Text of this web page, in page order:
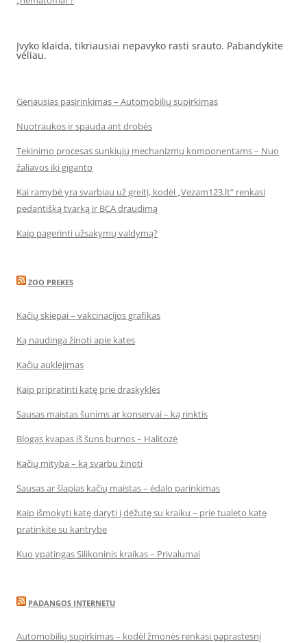
Įvyko klaida, tikriausiai nepavyko rasti srauto. Pabandykite
vėliau.
Geriausias pasirinkimas – Automobilių supirkimas
Nuotraukos ir spauda ant drobės
Tekinimo procesas sunkiųjų mechanizmų komponentams – Nuo
žaliavos iki giganto
Kai ramybė yra svarbiau už greitį, kodėl „Vezam123.lt“ renkasi
pedantišką tvarką ir BCA draudimą
Kaip pagerinti užsakymų valdymą?
ZOO PREKES
Kačių skiepai – vakcinacijos grafikas
Ką naudinga žinoti apie kates
Kačių auklėjimas
Kaip pripratinti katę prie draskyklės
Sausas maistas šunims ar konservai – ką rinktis
Blogas kvapas iš šuns burnos – Halitozė
Kačių mityba – ką svarbu žinoti
Sausas ar šlapias kačių maistas – ėdalo parinkimas
Kaip išmokyti katę daryti į dėžutę su kraiku – prie tualeto katę
pratinkite su kantrybe
Kuo ypatingas Silikoninis kraikas – Privalumai
PADANGOS INTERNETU
Automobilių supirkimas – kodėl žmonės renkasi paprastesnį